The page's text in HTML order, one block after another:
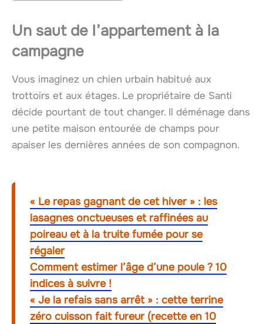
Un saut de l’appartement à la
campagne
Vous imaginez un chien urbain habitué aux
trottoirs et aux étages. Le propriétaire de Santi
décide pourtant de tout changer. Il déménage dans
une petite maison entourée de champs pour
apaiser les dernières années de son compagnon.
« Le repas gagnant de cet hiver » : les
lasagnes onctueuses et raffinées au
poireau et à la truite fumée pour se
régaler
Comment estimer l’âge d’une poule ? 10
indices à suivre !
« Je la refais sans arrêt » : cette terrine
zéro cuisson fait fureur (recette en 10